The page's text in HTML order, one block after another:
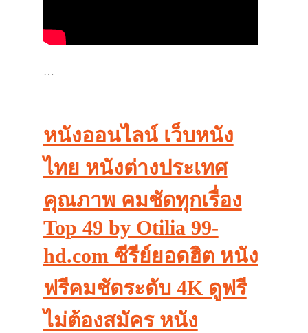
…
หนังออนไลน์ เว็บหนัง
ไทย หนังต่างประเทศ
คุณภาพ คมชัดทุกเรื่อง
Top 49 by Otilia 99-
hd.com ซีรีย์ยอดฮิต หนัง
ฟรีคมชัดระดับ 4K ดูฟรี
ไม่ต้องสมัคร หนัง